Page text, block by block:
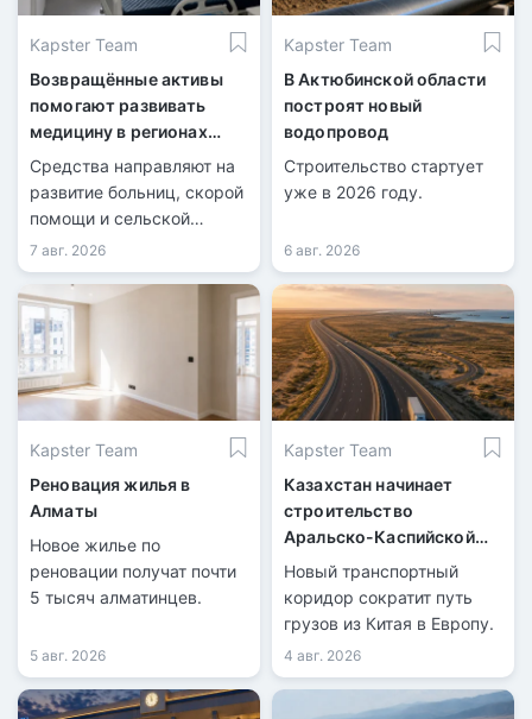
Kapster Team
Возвращённые активы
помогают развивать
медицину в регионах
Казахстана
Средства направляют на
развитие больниц, скорой
помощи и сельской
медицины.
7 авг. 2026
Kapster Team
В Актюбинской области
построят новый
водопровод
Строительство стартует
уже в 2026 году.
6 авг. 2026
Kapster Team
Реновация жилья в
Алматы
Новое жилье по
реновации получат почти
5 тысяч алматинцев.
5 авг. 2026
Kapster Team
Казахстан начинает
строительство
Аральско-Каспийской
магистрали
Новый транспортный
коридор сократит путь
грузов из Китая в Европу.
4 авг. 2026